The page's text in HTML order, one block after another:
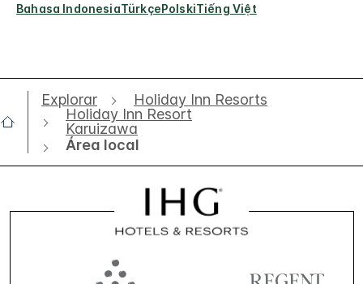
Bahasa IndonesiaTürkçePolskiTiếng Việt
Explorar
Holiday Inn Resorts
Holiday Inn Resort
Karuizawa
Área local